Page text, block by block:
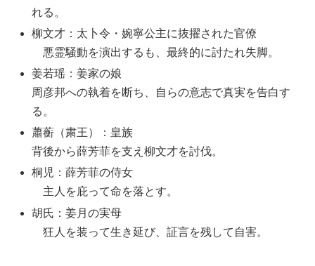
れる。
柳文才：太卜令・婉寧公主に抜擢された官僚
悪霊騒動を演出するも、最終的に討たれ失脚。
姜若瑶：姜家の娘
周彦邦への執着を断ち、自らの意志で真実を告白す
る。
蕭蘅（粛王）：皇族
背後から薛芳菲を支え柳文才を討伐。
桐児：薛芳菲の侍女
主人を庇って命を落とす。
胡氏：姜月の実母
狂人を装って生き延び、証言を残して自害。